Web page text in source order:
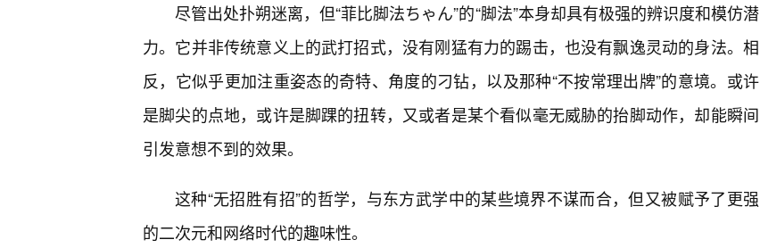
尽管出处扑朔迷离，但“菲比脚法ちゃん”的“脚法”本身却具有极强的辨识度和模仿潜
力。它并非传统意义上的武打招式，没有刚猛有力的踢击，也没有飘逸灵动的身法。相
反，它似乎更加注重姿态的奇特、角度的刁钻，以及那种“不按常理出牌”的意境。或许
是脚尖的点地，或许是脚踝的扭转，又或者是某个看似毫无威胁的抬脚动作，却能瞬间
引发意想不到的效果。
这种“无招胜有招”的哲学，与东方武学中的某些境界不谋而合，但又被赋予了更强
的二次元和网络时代的趣味性。